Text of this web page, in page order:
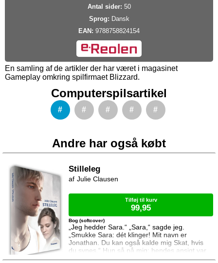
Antal sider: 50
Sprog: Dansk
EAN: 9788758824154
En samling af de artikler der har været i magasinet
Gameplay omkring spilfirmaet Blizzard.
Computerspilsartikel
# # # # #
Andre har også købt
Stilleleg
„Jeg hedder Sara.“ „Sara,“ sagde jeg.
„Smukke Sara: dét klinger! Mit navn er
Jonathan. Du kan også kalde mig Skat, hvis
du synes.“ Hun så på mig; hendes ansigt var
stadig neutralt som om jeg intet havde sagt. Et
Bog (softcover)
Julie Clausen
Tilføj til kurv
99,95